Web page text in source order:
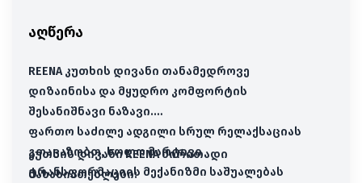
აღწერა
REENA კუთხის დივანი თანამედროვე
დიზაინისა და მყუდრო კომფორტის
შესანიშნავი ნაზავი.
ფართო საძილე ადგილი სრულ რელაქსაციას
გთავაზობთ, ხოლო მარტივი
ტრანსფორმაციის მექანიზმი საშუალებას
კუთხის დივანი REENA ძირითადი
მახასიათებლები: